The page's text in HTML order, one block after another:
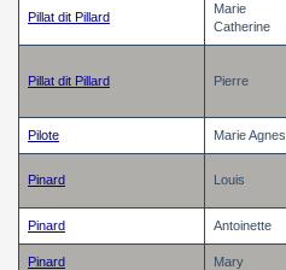
Pillat dit Pillard
Marie
Catherine
Pillat dit Pillard Pierre
Pilote Marie Agnes
Pinard Louis
Pinard Antoinette
Pinard Mary